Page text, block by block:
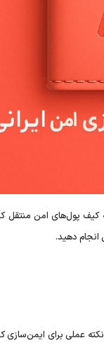
کیف پول‌های امن منتقل
عملی برای ایمن‌سازی